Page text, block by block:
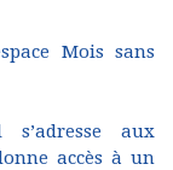
Mois sans
aux
accès à un